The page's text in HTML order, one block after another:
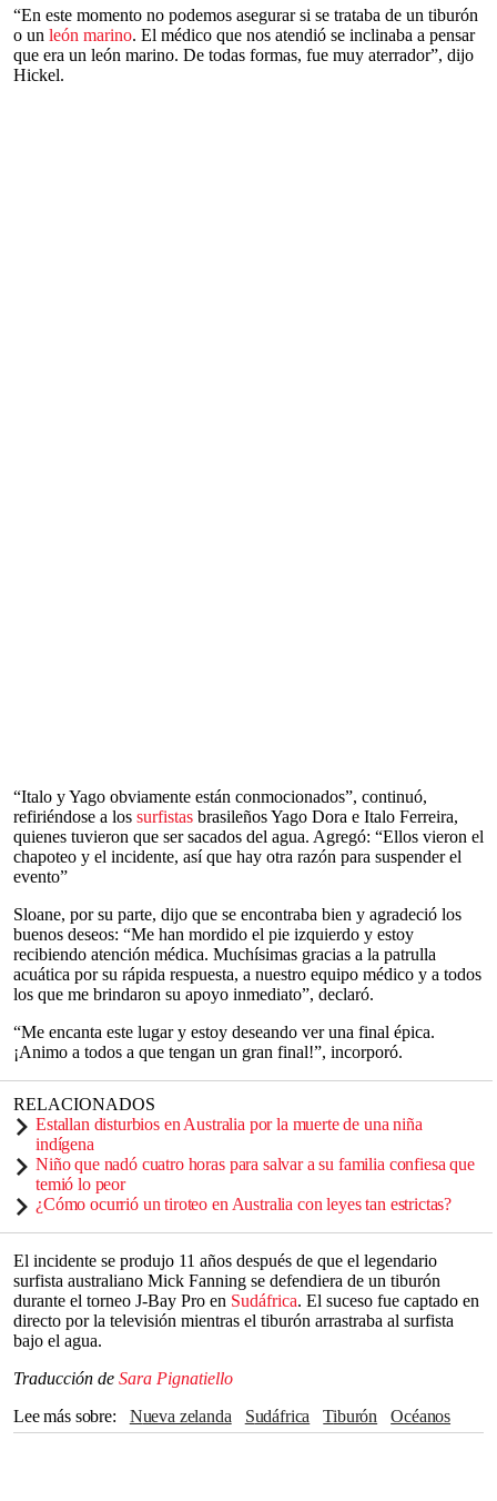
“En este momento no podemos asegurar si se trataba de un tiburón
o un león marino. El médico que nos atendió se inclinaba a pensar
que era un león marino. De todas formas, fue muy aterrador”, dijo
Hickel.
“Italo y Yago obviamente están conmocionados”, continuó,
refiriéndose a los surfistas brasileños Yago Dora e Italo Ferreira,
quienes tuvieron que ser sacados del agua. Agregó: “Ellos vieron el
chapoteo y el incidente, así que hay otra razón para suspender el
evento”
Sloane, por su parte, dijo que se encontraba bien y agradeció los
buenos deseos: “Me han mordido el pie izquierdo y estoy
recibiendo atención médica. Muchísimas gracias a la patrulla
acuática por su rápida respuesta, a nuestro equipo médico y a todos
los que me brindaron su apoyo inmediato”, declaró.
“Me encanta este lugar y estoy deseando ver una final épica.
¡Animo a todos a que tengan un gran final!”, incorporó.
RELACIONADOS
Estallan disturbios en Australia por la muerte de una niña
indígena
Niño que nadó cuatro horas para salvar a su familia confiesa que
temió lo peor
¿Cómo ocurrió un tiroteo en Australia con leyes tan estrictas?
El incidente se produjo 11 años después de que el legendario
surfista australiano Mick Fanning se defendiera de un tiburón
durante el torneo J-Bay Pro en Sudáfrica. El suceso fue captado en
directo por la televisión mientras el tiburón arrastraba al surfista
bajo el agua.
Traducción de Sara Pignatiello
Lee más sobre
nueva zelanda Sudáfrica tiburón
océanos